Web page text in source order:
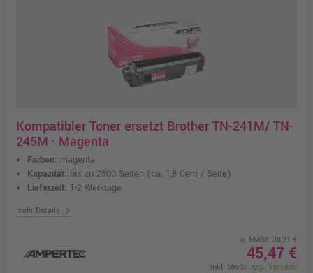
Kompatibler Toner ersetzt Brother TN-241M/ TN-
245M · Magenta
Farben: magenta
Kapazität: bis zu 2500 Seiten (ca. 1,8 Cent / Seite)
Lieferzeit: 1-2 Werktage
mehr Details chevron_right
o. MwSt. 38,21 €
45,47 €
inkl. MwSt. zzgl. Versand